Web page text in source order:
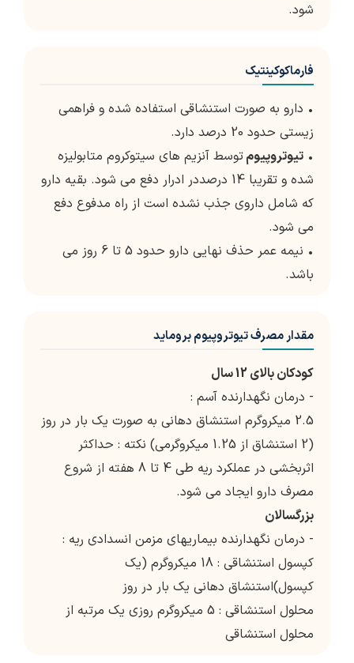
شود.
فارماکوکینتیک
• دارو به صورت استنشاقی استفاده شده و فراهمی
زیستی حدود 20 درصد دارد.
• تیوتروپیومتوسط آنزیم های سیتوکروم متابولیزه
شده و تقریبا 14 درصددر ادرار دفع می شود. بقیه دارو
که شامل داروی جذب نشده است از راه مدفوع دفع
می شود.
• نیمه عمر حذف نهایی دارو حدود 5 تا 6 روز می
باشد.
مقدار مصرف تیوتروپیوم بروماید
کودکان بالای 12 سال
- درمان نگهدارنده آسم :
2.5 میکروگرم استنشاق دهانی به صورت یک بار در روز
(2 استنشاق از 1.25 میکروگرمی) نکته : حداکثر
اثربخشی در عملکرد ریه طی 4 تا 8 هفته از شروع
مصرف دارو ایجاد می شود.
بزرگسالان
- درمان نگهدارنده بیماریهای مزمن انسدادی ریه :
کپسول استنشاقی : 18 میکروگرم (یک
کپسول)استنشاق دهانی یک بار در روز
محلول استنشاقی : 5 میکروگرم روزی یک مرتبه از
محلول استنشاقی